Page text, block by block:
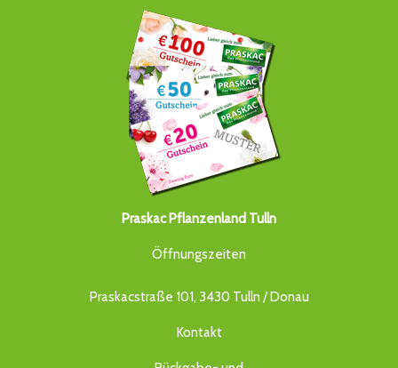
Praskac Pflanzenland Tulln
Öffnungszeiten
Praskacstraße 101, 3430 Tulln / Donau
Kontakt